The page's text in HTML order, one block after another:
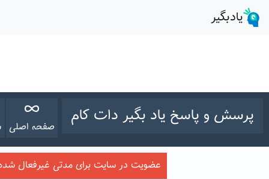
پرسش و پاسخ یاد بگیر دات کام
صفحه اصلی
عضویت در سایت برای مدتی غیرفعال شده